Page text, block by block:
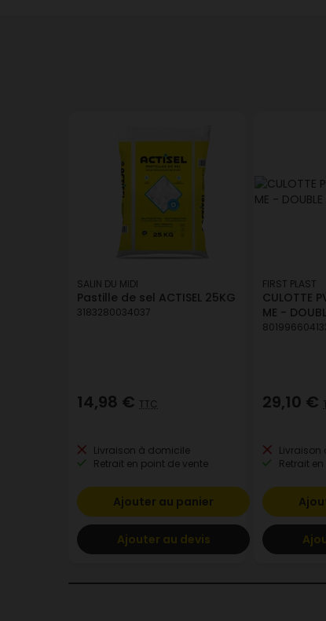
SALIN DU MIDI
Pastille de sel ACTISEL 25KG
3183280034037
14,98 € TTC
Livraison à domicile
Retrait en point de vente
Ajouter au panier
Ajouter au devis
FIRST PLAST
CULOTTE
ME -
29,10 €
Retrait